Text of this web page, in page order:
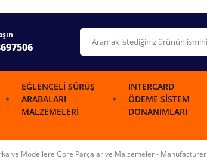
EĞLENCELI SÜRÜŞ
ARABALARI
MALZEMELERI
INTERCARD
ÖDEME SISTEM
DONANIMLARI
ve Modellere Göre Parçalar ve Malzemeler - Manufacturer